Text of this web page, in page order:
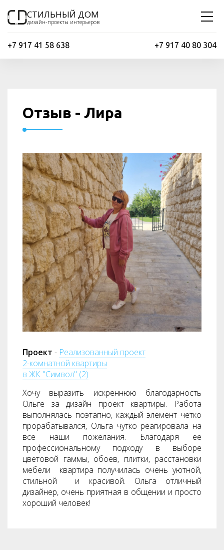
СТИЛЬНЫЙ ДОМ
дизайн-проекты интерьеров
+7 917 41 58 638 +7 917 40 80 304
Отзыв - Лира
Проект - Реализованный проект
2-комнатной квартиры
в ЖК "Символ" (2)
Хочу выразить искреннюю благодарность
Ольге за дизайн проект квартиры. Работа
выполнялась поэтапно, каждый элемент четко
прорабатывался, Ольга чутко реагировала на
все наши пожелания. Благодаря ее
профессиональному подходу в выборе
цветовой гаммы, обоев, плитки, расстановки
мебели квартира получилась очень уютной,
стильной и красивой. Ольга отличный
дизайнер, очень приятная в общении и просто
хороший человек!